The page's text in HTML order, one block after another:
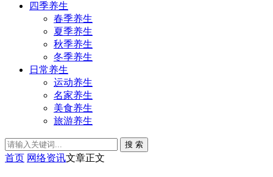
四季养生
春季养生
夏季养生
秋季养生
冬季养生
日常养生
运动养生
名家养生
美食养生
旅游养生
搜 索
首页 网络资讯文章正文